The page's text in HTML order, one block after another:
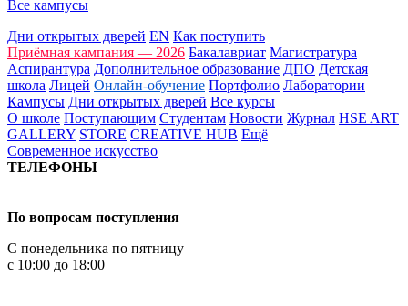
Все кампусы
Дни открытых дверей EN Как поступить
Приёмная кампания — 2026 Бакалавриат Магистратура
Аспирантура Дополнительное образование ДПО Детская
школа Лицей Онлайн-обучение Портфолио Лаборатории
Кампусы Дни открытых дверей Все курсы
О школе Поступающим Студентам Новости Журнал HSE ART
GALLERY STORE CREATIVE HUB Ещё
Современное искусство
ТЕЛЕФОНЫ
По вопросам поступления
С понедельника по пятницу
с 10:00 до 18:00